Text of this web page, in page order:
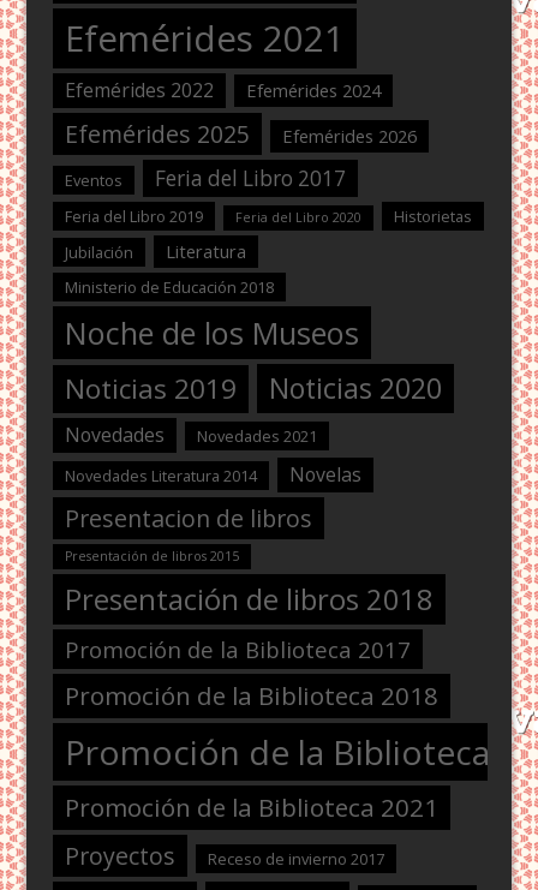
Efemérides 2021
Efemérides 2022 Efemérides 2024
Efemérides 2025 Efemérides 2026
Eventos Feria del Libro 2017
Feria del Libro 2019 Feria del Libro 2020
Historietas
Jubilación
Literatura
Ministerio de Educación 2018
Noche de los Museos
Noticias 2019 Noticias 2020
Novedades
Novedades 2021
Novedades Literatura 2014
Novelas
Presentacion de libros
Presentación de libros 2015
Presentación de libros 2018
Promoción de la Biblioteca 2017
Promoción de la Biblioteca 2018
Promoción de la Biblioteca
Promoción de la Biblioteca 2021
Proyectos Receso de invierno 2017